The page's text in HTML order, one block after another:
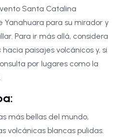
Santa Catalina
Yanahuara para su mirador y
Para ir más allá, considera
hacia paisajes volcánicos y, si
por lugares como la
más bellas del mundo,
volcánicas blancas pulidas.